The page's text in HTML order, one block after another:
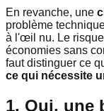
En revanche, une
problème
à l'œil nu. Le
économies sans
faut distinguer ce
ce qui nécessite
1. Oui, une